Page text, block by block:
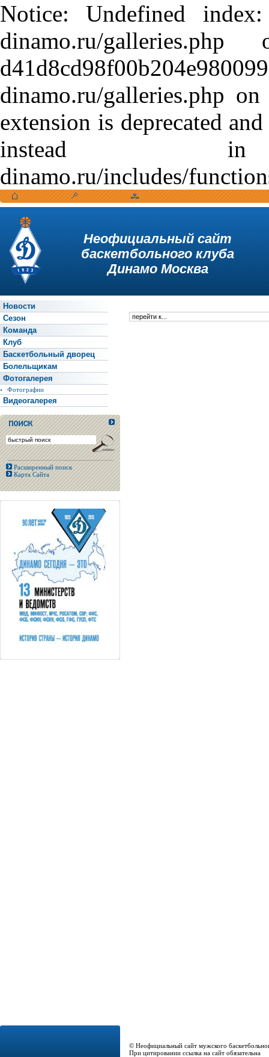
Notice: Undefined
dinamo.ru/
dinamo.ru/galleries.php
extension is deprecated
instead in /var/
dinamo.ru/includes/
Неофициальный сайт
баскетбольного клуба
Динамо Москва
Новости
Сезон
Команда
Клуб
Баскетбольный дворец
Болельщикам
Фотогалерея
Фотографии
Видеогалерея
Расширенный поиск
Карта Сайта
© Неофициальный сайт мужского
При цитировании ссылка на сайт обязательна